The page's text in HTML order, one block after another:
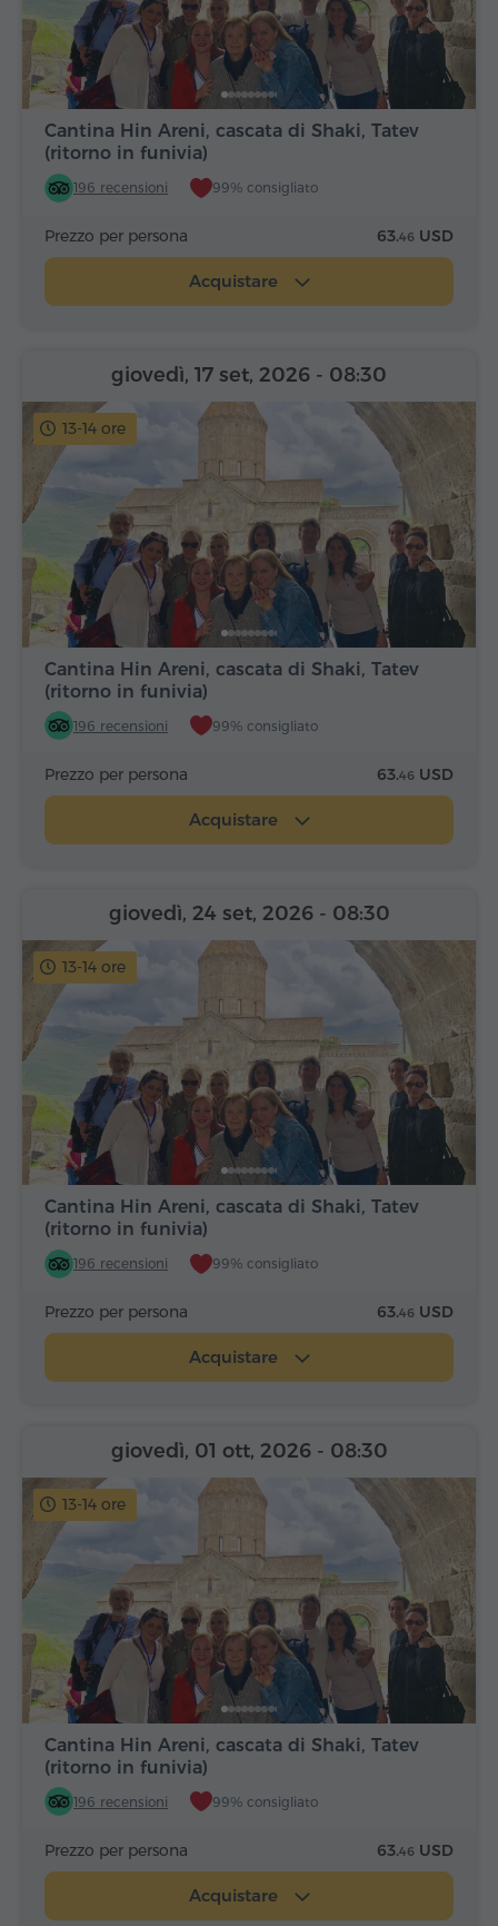
Cantina Hin Areni, cascata di Shaki, Tatev
(ritorno in funivia)
196 recensioni 99% consigliato
Prezzo per persona 63.46 USD
Acquistare
13-14 ore
Cantina Hin Areni, cascata di Shaki, Tatev
(ritorno in funivia)
196 recensioni 99% consigliato
giovedì, 17 set, 2026 - 08:30
Prezzo per persona 63.46 USD
Acquistare
13-14 ore
Cantina Hin Areni, cascata di Shaki, Tatev
(ritorno in funivia)
196 recensioni 99% consigliato
giovedì, 24 set, 2026 - 08:30
Prezzo per persona 63.46 USD
Acquistare
13-14 ore
Cantina Hin Areni, cascata di Shaki, Tatev
(ritorno in funivia)
196 recensioni 99% consigliato
giovedì, 01 ott, 2026 - 08:30
Prezzo per persona 63.46 USD
Acquistare